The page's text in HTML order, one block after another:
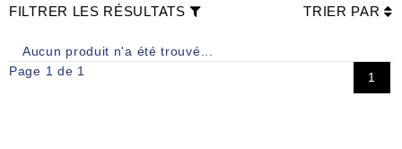
FILTRER LES RÉSULTATS TRIER PAR
Aucun produit n'a été trouvé...
Page 1 de 1
1